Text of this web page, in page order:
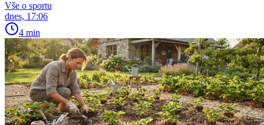
Vše o sportu
dnes, 17:06
4 min